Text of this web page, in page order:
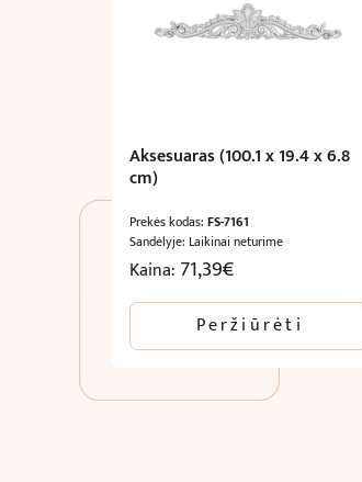
Aksesuaras (100.1 x 19.4 x 6.8
cm)
Prekės kodas: FS-7161
Sandėlyje: Laikinai neturime
Kaina: 71,39€
Peržiūrėti